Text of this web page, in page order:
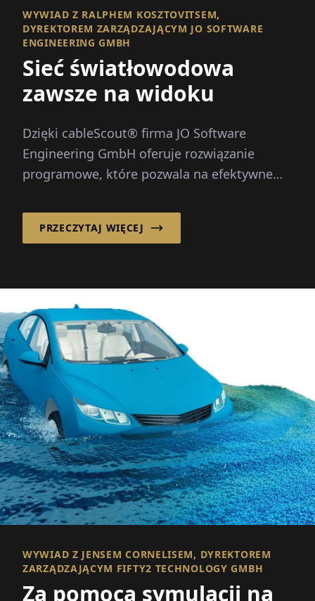
WYWIAD Z RALPHEM KOSZTOVITSEM,
DYREKTOREM ZARZĄDZAJĄCYM JO SOFTWARE
ENGINEERING GMBH
Sieć światłowodowa
zawsze na widoku
Dzięki cableScout® firma JO Software
Engineering GmbH oferuje rozwiązanie
programowe, które pozwala na efektywne
ochronę...
PRZECZYTAJ WIĘCEJ
WYWIAD Z JENSEM CORNELISEM, DYREKTOREM
ZARZĄDZAJĄCYM FIFTY2 TECHNOLOGY GMBH
Za pomocą symulacji na